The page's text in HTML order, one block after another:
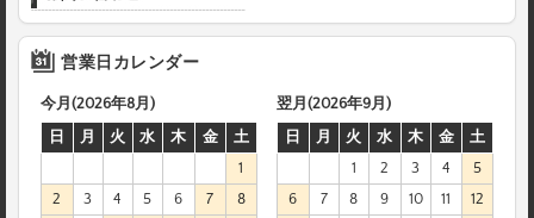
営業日カレンダー
今月(2026年8月)
日
月 火 水 木 金
土
1
2
3 4 5 6 7
8
翌月(2026年9月)
日
月 火 水 木 金
土
1
2 3 4
5
6
7 8 9 10 11
12